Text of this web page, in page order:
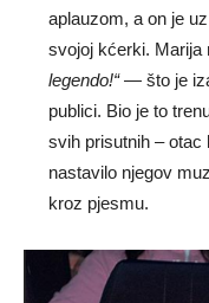
aplauzom, a on je
svojoj kćerki. Marija
legendo!“— što je
publici. Bio je to
svih prisutnih – otac
nastavilo njegov
kroz pjesmu.